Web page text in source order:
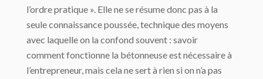
l’ordre pratique ». Elle ne se résume donc pas à la
seule connaissance poussée, technique des moyens
avec laquelle on la confond souvent : savoir
comment fonctionne la bétonneuse est nécessaire à
l’entrepreneur, mais cela ne sert à rien si on n’a pas